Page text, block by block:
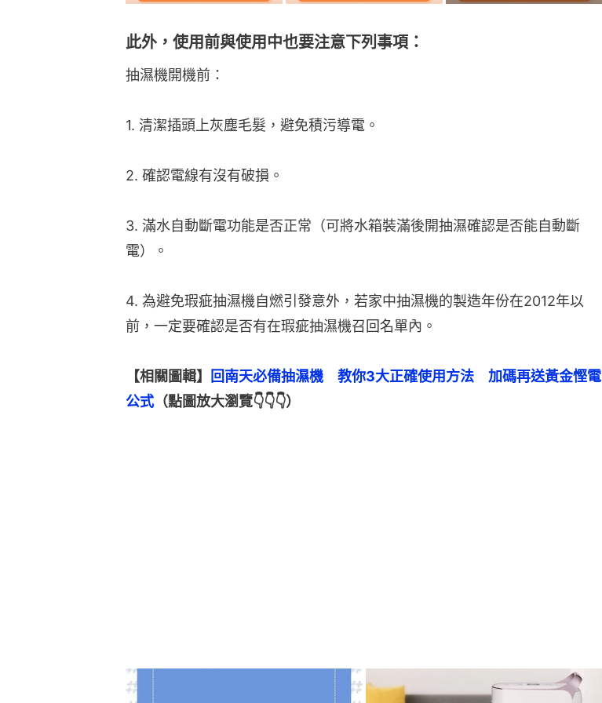
此外，使用前與使用中也要注意下列事項：
抽濕機開機前：
1. 清潔插頭上灰塵毛髮，避免積污導電。
2. 確認電線有沒有破損。
3. 滿水自動斷電功能是否正常（可將水箱裝滿後開抽濕確認是否能自動斷
電）。
4. 為避免瑕疵抽濕機自燃引發意外，若家中抽濕機的製造年份在2012年以
前，一定要確認是否有在瑕疵抽濕機召回名單內。
【相關圖輯】
回南天必備抽濕機　教你3大正確使用方法　加碼再送黃金慳電
公式（點圖放大瀏覽👇👇👇）